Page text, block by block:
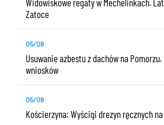
Zatoce
05/08
Usuwanie azbestu z dachów na Pomorzu.
wniosków
05/08
Kościerzyna: Wyścigi drezyn ręcznych